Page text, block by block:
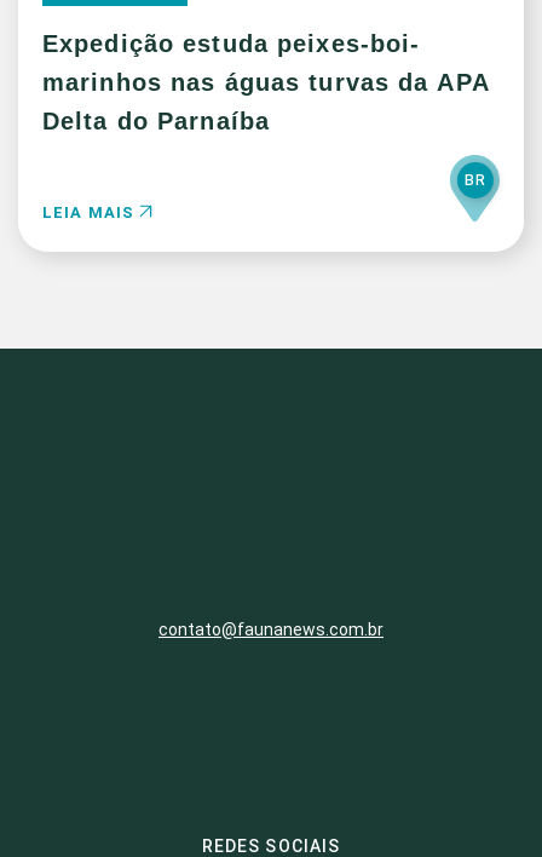
Expedição estuda peixes-boi-
marinhos nas águas turvas da APA
Delta do Parnaíba
LEIA MAIS
BR
contato@faunanews.com.br
REDES SOCIAIS